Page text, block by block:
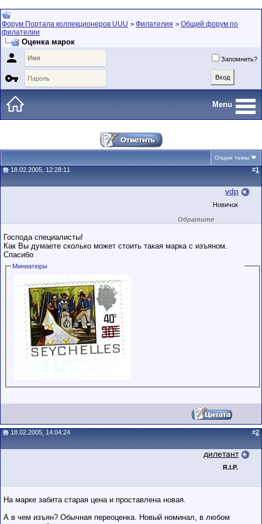
Форум Портала коллекционеров UUU > Филателия > Общий форум по
филателии
Оценка марок
 Запомнить?

Menu
Опции темы
18.02.2005, 12:28:11 #1
vdp
Новичок
Обратите
внимание на
этом форуме.
Господа специалисты!
Как Вы думаете сколько может стоить такая марка с изъяном.
Спасибо
Миниатюры
18.02.2005, 14:04:24 #2
дилетант
R.I.P.
На марке забита старая цена и проставлена новая.
А в чем изъян? Обычная переоценка. Новый номинал, в любом